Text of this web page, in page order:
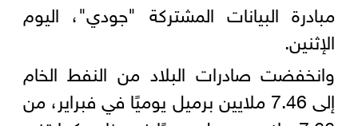
مبادرة البيانات المشتركة "جودي"، اليوم
الإثنين.
وانخفضت صادرات البلاد من النفط الخام
إلى 7.46 ملايين برميل يوميًا في فبراير، من